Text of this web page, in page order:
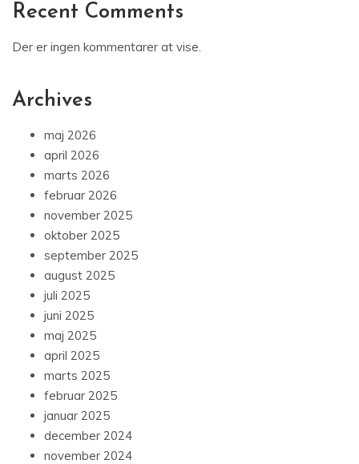
Recent Comments
Der er ingen kommentarer at vise.
Archives
maj 2026
april 2026
marts 2026
februar 2026
november 2025
oktober 2025
september 2025
august 2025
juli 2025
juni 2025
maj 2025
april 2025
marts 2025
februar 2025
januar 2025
december 2024
november 2024